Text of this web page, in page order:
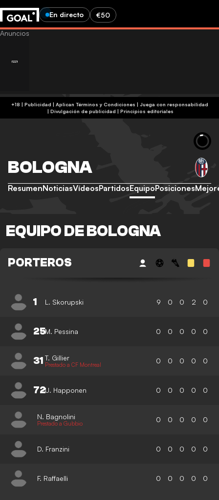
En directo €50
+18 | Publicidad | Aplican Términos y Condiciones | Juega con responsabilidad
| Divulgación de publicidad | Principios editoriales
BOLOGNA
ResumenNoticiasVídeosPartidosEquipoPosiciones
EQUIPO DE BOLOGNA
PORTEROS
1 L. Skorupski 9 0 0 2 0
25M. Pessina 0 0 0 0 0
31 T. Gillier
Prestado a CF Montreal 0 0 0 0 0
72U. Happonen 0 0 0 0 0
N. Bagnolini
Prestado a Gubbio 0 0 0 0 0
D. Franzini 0 0 0 0 0
F. Raffaelli 0 0 0 0 0